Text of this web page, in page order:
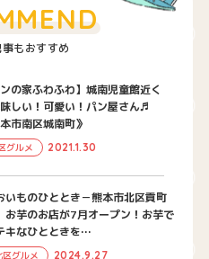
もおすすめ
ンの家ふわふわ】城南児童館近く
しい！可愛い！パン屋さん♬
市南区城南町》
グルメ 2021.1.30
いものひととき－熊本市北区貢町
お芋のお店が7月オープン！お芋で
キなひとときを…
区グルメ 2024.9.27